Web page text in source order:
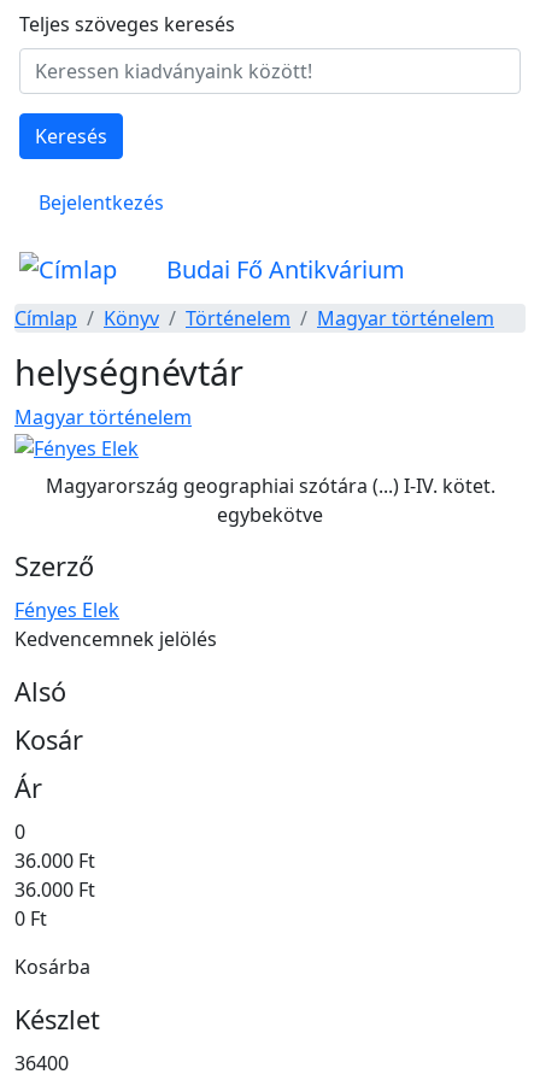
Ugrás a tartalomra
Teljes szöveges keresés
Keresés
Felhasználói fiók menüje
Bejelentkezés
Budai Fő Antikvárium
Címlap Könyv Történelem Magyar történelem
helységnévtár
Magyar történelem
Magyarország geographiai szótára (...) I-IV. kötet.
egybekötve
Szerző
Fényes Elek
Kedvencemnek jelölés
Alsó
Kosár
Ár
0
36.000 Ft
36.000 Ft
0 Ft
Kosárba
Készlet
36400